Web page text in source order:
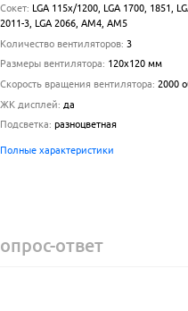
Сокет: LGA 115x/1200, LGA 1700, 1851,
2011-3, LGA 2066, AM4, AM5
Количество вентиляторов: 3
Размеры вентилятора: 120x120 мм
Скорость вращения вентилятора: 2000
ЖК дисплей: да
Подсветка: разноцветная
Полные характеристики
ответ